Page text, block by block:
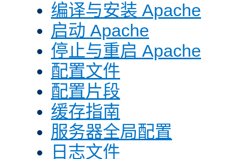
编译与安装 Apache
启动 Apache
停止与重启 Apache
配置文件
配置片段
缓存指南
服务器全局配置
日志文件